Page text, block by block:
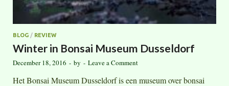
BLOG / REVIEW
Winter in Bonsai Museum Dusseldorf
December 18, 2016 - by - Leave a Comment
Het Bonsai Museum Dusseldorf is een museum over bonsai